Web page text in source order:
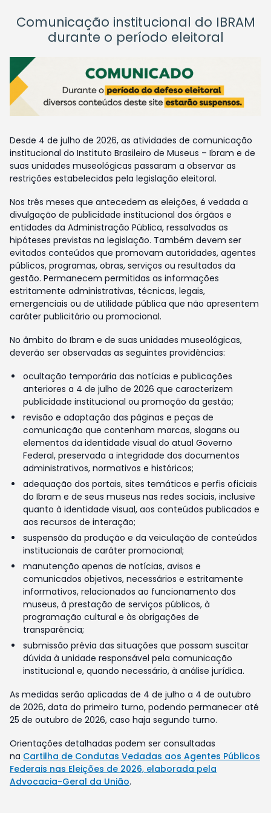
Comunicação institucional do IBRAM
durante o período eleitoral
Desde 4 de julho de 2026, as atividades de comunicação
institucional do Instituto Brasileiro de Museus – Ibram e de
suas unidades museológicas passaram a observar as
restrições estabelecidas pela legislação eleitoral.
Nos três meses que antecedem as eleições, é vedada a
divulgação de publicidade institucional dos órgãos e
entidades da Administração Pública, ressalvadas as
hipóteses previstas na legislação. Também devem ser
evitados conteúdos que promovam autoridades, agentes
públicos, programas, obras, serviços ou resultados da
gestão. Permanecem permitidas as informações
estritamente administrativas, técnicas, legais,
emergenciais ou de utilidade pública que não apresentem
caráter publicitário ou promocional.
No âmbito do Ibram e de suas unidades museológicas,
deverão ser observadas as seguintes providências:
ocultação temporária das notícias e publicações
anteriores a 4 de julho de 2026 que caracterizem
publicidade institucional ou promoção da gestão;
revisão e adaptação das páginas e peças de
comunicação que contenham marcas, slogans ou
elementos da identidade visual do atual Governo
Federal, preservada a integridade dos documentos
administrativos, normativos e históricos;
adequação dos portais, sites temáticos e perfis oficiais
do Ibram e de seus museus nas redes sociais, inclusive
quanto à identidade visual, aos conteúdos publicados e
aos recursos de interação;
suspensão da produção e da veiculação de conteúdos
institucionais de caráter promocional;
manutenção apenas de notícias, avisos e
comunicados objetivos, necessários e estritamente
informativos, relacionados ao funcionamento dos
museus, à prestação de serviços públicos, à
programação cultural e às obrigações de
transparência;
submissão prévia das situações que possam suscitar
dúvida à unidade responsável pela comunicação
institucional e, quando necessário, à análise jurídica.
As medidas serão aplicadas de 4 de julho a 4 de outubro
de 2026, data do primeiro turno, podendo permanecer até
25 de outubro de 2026, caso haja segundo turno.
Orientações detalhadas podem ser consultadas
na Cartilha de Condutas Vedadas aos Agentes Públicos
Federais nas Eleições de 2026, elaborada pela
Advocacia-Geral da União.